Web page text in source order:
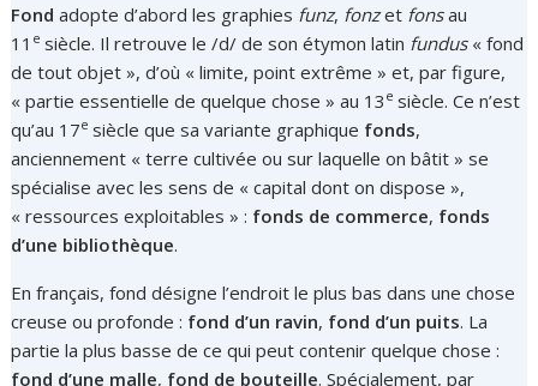
Fond adopte d’abord les graphies funz, fonzet fonsau
11 e siècle. Il retrouve le /d/ de son étymon latin fundus« fond
de tout objet », d’où « limite, point extrême » et, par figure,
« partie essentielle de quelque chose » au 13 e siècle. Ce n’est
qu’au 17e siècle que sa variante graphique fonds,
anciennement « terre cultivée ou sur laquelle on bâtit » se
spécialise avec les sens de « capital dont on dispose »,
« ressources exploitables » : fonds de commerce, fonds
d’une bibliothèque.
En français, fond désigne l’endroit le plus bas dans une chose
creuse ou profonde : fond d’un ravin, fond d’un puits. La
partie la plus basse de ce qui peut contenir quelque chose :
fond d’une malle, fond de bouteille. Spécialement, par